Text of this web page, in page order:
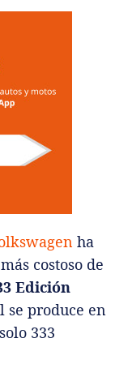
ha
costoso de
Edición
se produce en
333